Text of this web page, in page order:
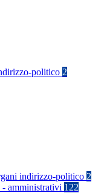
politico 2
indirizzo-politico 2
amministrativi 122